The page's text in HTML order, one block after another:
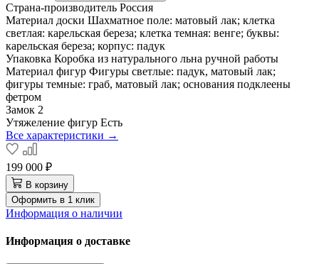
Страна-производитель Россия
Материал доски Шахматное поле: матовый лак; клетка
светлая: карельская береза; клетка темная: венге; буквы:
карельская береза; корпус: падук
Упаковка Коробка из натурального льна ручной работы
Материал фигур Фигуры светлые: падук, матовый лак;
фигуры темные: граб, матовый лак; основания подклеены
фетром
Замок 2
Утяжеление фигур Есть
Все характеристики →
199 000 ₽
В корзину
Оформить в 1 клик
Информация о наличии
Информация о доставке